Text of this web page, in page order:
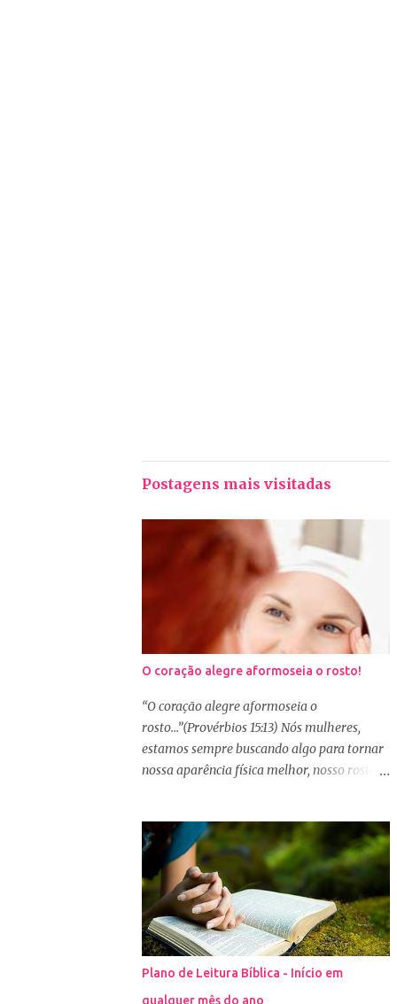
Postagens mais visitadas
O coração alegre aformoseia o rosto!
“O coração alegre aformoseia o
rosto...”(Provérbios 15:13) Nós mulheres,
estamos sempre buscando algo para tornar
nossa aparência física melhor, nosso rosto
cosméticos e produtos de beleza. No Youtube
por exemplo, os canais com mais seguidores
são das blogueiras que dão dicas de beleza,
ensinam a se maquiar e testam produtos.
Não é errado gostar de se cuidar e buscar
conhecimento de como ficar mais bonita e
atraente. Eu também gosto de maquiagem e
dicas de beleza, no entanto, precisamos
Plano de Leitura Bíblica - Início em
qualquer mês do ano